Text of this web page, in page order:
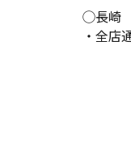
◯長崎
・全店